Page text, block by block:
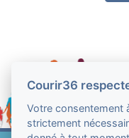
Courir36
Votre consentement
strictement